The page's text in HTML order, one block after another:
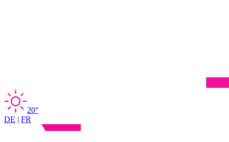
20°
DE | FR